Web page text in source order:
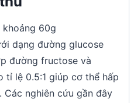
60g
dạng đường glucose
đường fructose và
tỉ lệ 0.5:1 giúp cơ thể hấp
nghiên cứu gần đây